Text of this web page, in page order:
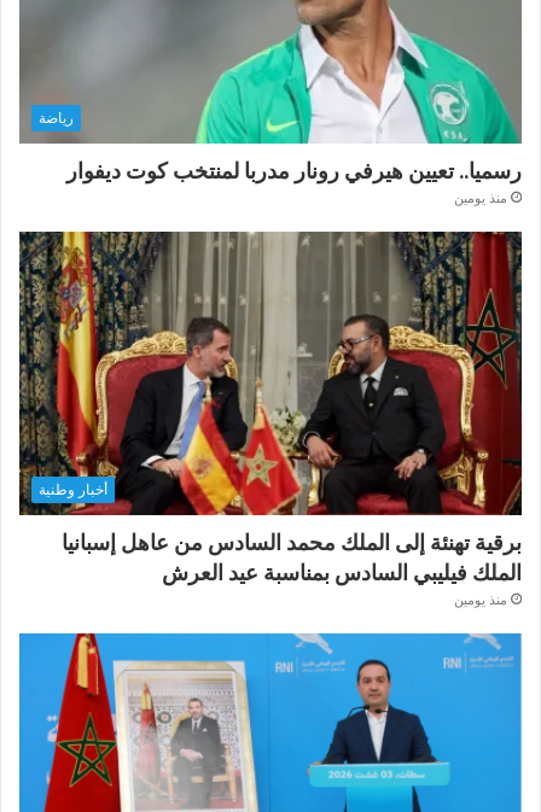
رياضة
رسميا.. تعيين هيرفي رونار مدربا لمنتخب كوت ديفوار
منذ يومين
أخبار وطنية
برقية تهنئة إلى الملك محمد السادس من عاهل إسبانيا
الملك فيليبي السادس بمناسبة عيد العرش
منذ يومين